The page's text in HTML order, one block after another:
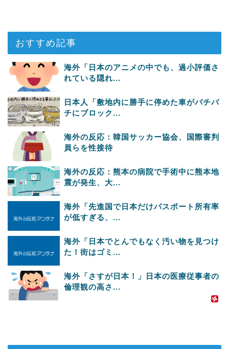
おすすめ記事
海外「日本のアニメの中でも、過小評価さ
れている隠れ...
日本人「敷地内に勝手に停めた車がバチバ
チにブロック...
海外の反応：韓国サッカー協会、国際審判
員らを性接待
海外の反応：熊本の病院で手術中に熊本地
震が発生、大...
海外「先進国で日本だけパスポート所有率
が低すぎる、...
海外「日本でとんでもなく汚い物を見つけ
た！街はゴミ...
海外「さすが日本！」日本の医療従事者の
倫理観の高さ...